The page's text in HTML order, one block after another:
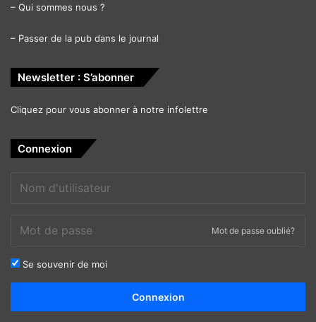
– Qui sommes nous ?
– Passer de la pub dans le journal
Newsletter : S’abonner
Cliquez pour vous abonner à notre infolettre
Connexion
Mot de passe oublié?
Se souvenir de moi
Connexion